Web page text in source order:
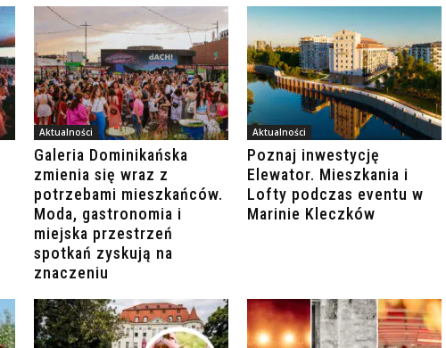
Aktualności
Galeria Dominikańska
zmienia się wraz z
potrzebami mieszkańców.
Moda, gastronomia i
miejska przestrzeń
spotkań zyskują na
znaczeniu
Aktualności
Poznaj inwestycję
Elewator. Mieszkania i
Lofty podczas eventu w
Marinie Kleczków